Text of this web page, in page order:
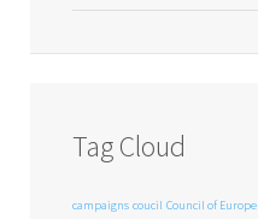
Tag Cloud
campaigns coucil Council of Europe